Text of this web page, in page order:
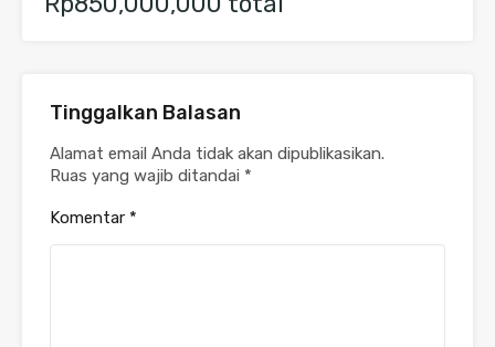
Tinggalkan Balasan
Alamat email Anda tidak akan dipublikasikan.
Ruas yang wajib ditandai *
Komentar *